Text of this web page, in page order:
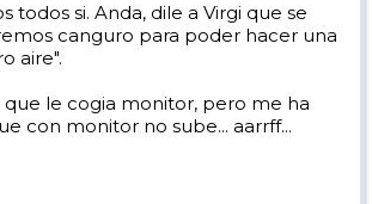
todos si. Anda, dile a Virgi que se
canguro para poder hacer una
aire".
le cogia monitor, pero me ha
con monitor no sube... aarrff...